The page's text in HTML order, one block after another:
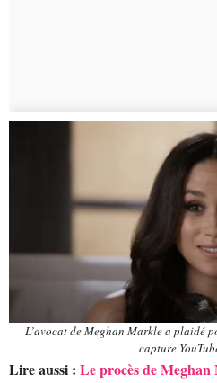
L’avocat de Meghan Markle a plaidé
capture
Lire aussi : Le procès de